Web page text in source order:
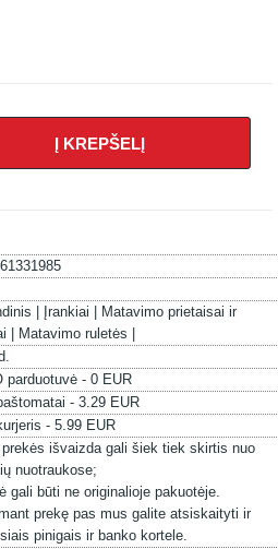
Į KREPŠELĮ
| Įrankiai |
Matavimo prietaisai ir
|
Matavimo ruletės |
parduotuvė - 0 EUR
- 3.29 EUR
- 5.99 EUR
prekės išvaizda gali šiek tiek skirtis nuo
nuotraukose;
gali būti ne originalioje pakuotėje.
prekę pas mus galite atsiskaityti ir
pinigais ir banko kortele.